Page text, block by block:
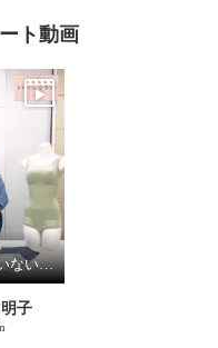
ト動画
まるではいていないみたい！超のびのび吸水速乾付きショーツ
子